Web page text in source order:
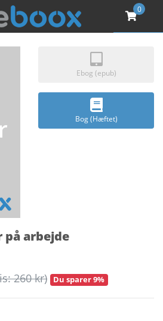
0
Ebog (epub)
Bog (Hæftet)
på arbejde
260 kr) Du sparer 9%